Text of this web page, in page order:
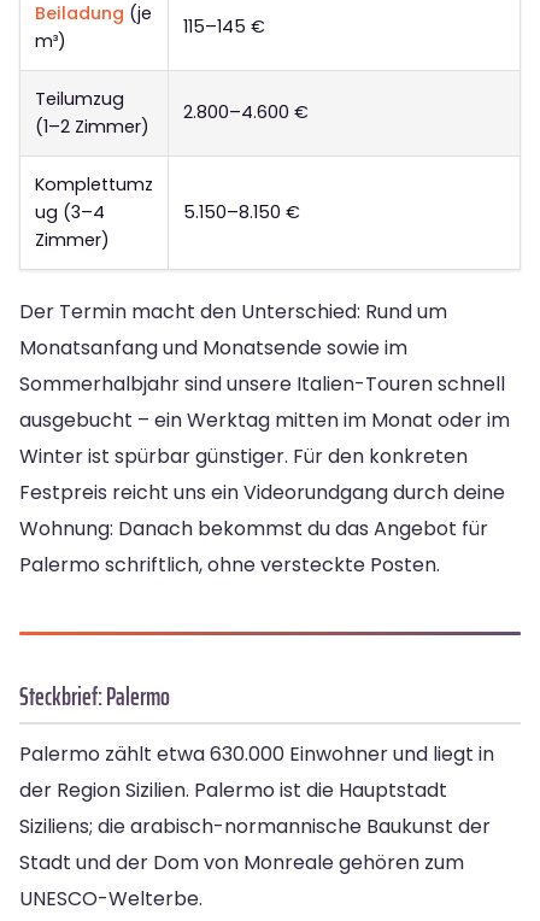
Beiladung (je
m³)
115–145 €
Teilumzug
(1–2 Zimmer)
2.800–4.600 €
Komplettumz
ug (3–4
Zimmer)
5.150–8.150 €
Der Termin macht den Unterschied: Rund um
Monatsanfang und Monatsende sowie im
Sommerhalbjahr sind unsere Italien-Touren schnell
ausgebucht – ein Werktag mitten im Monat oder im
Winter ist spürbar günstiger. Für den konkreten
Festpreis reicht uns ein Videorundgang durch deine
Wohnung: Danach bekommst du das Angebot für
Palermo schriftlich, ohne versteckte Posten.
Steckbrief: Palermo
Palermo zählt etwa 630.000 Einwohner und liegt in
der Region Sizilien. Palermo ist die Hauptstadt
Siziliens; die arabisch-normannische Baukunst der
Stadt und der Dom von Monreale gehören zum
UNESCO-Welterbe.